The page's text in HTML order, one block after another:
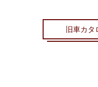
旧車カ